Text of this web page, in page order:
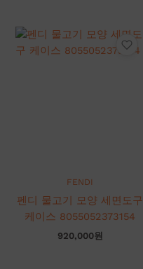
FENDI
펜디 물고기 모양 세면도구
케이스 8055052373154
920,000원